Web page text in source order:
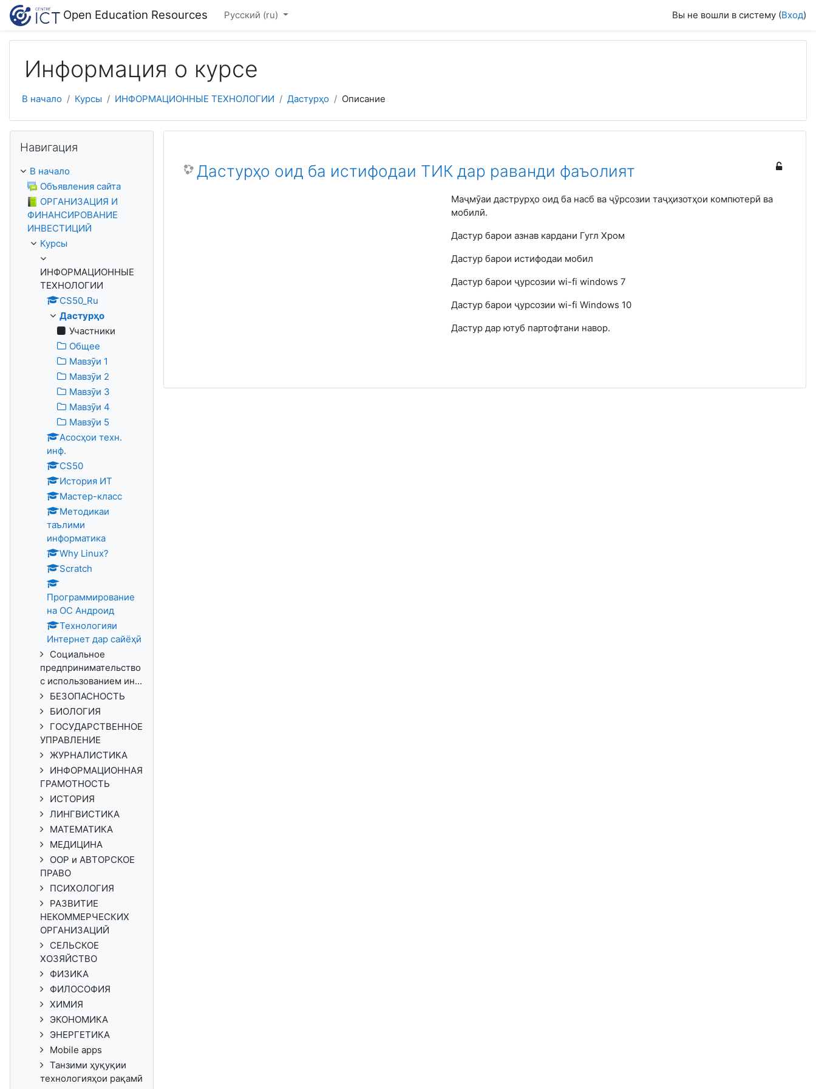
Перейти к основному содержанию
Open Education Resources Русский ‎(ru)‎ Вы не вошли в систему (Вход)
Информация о курсе
В начало Курсы ИНФОРМАЦИОННЫЕ ТЕХНОЛОГИИ Дастурҳо Описание
Дастурҳо оид ба истифодаи ТИК дар раванди фаъолият
Маҷмӯаи даструрҳо оид ба насб ва ҷӯрсозии таҷҳизотҳои компютерӣ ва
мобилӣ.
Дастур барои азнав кардани Гугл Хром
Дастур барои истифодаи мобил
Дастур барои ҷурсозии wi-fi windows 7
Дастур барои ҷурсозии wi-fi Windows 10
Дастур дар ютуб партофтани навор.
Навигация
В начало
Объявления сайта
ОРГАНИЗАЦИЯ И
ФИНАНСИРОВАНИЕ
ИНВЕСТИЦИЙ
Курсы
ИНФОРМАЦИОННЫЕ
ТЕХНОЛОГИИ
CS50_Ru
Дастурҳо
Участники
Общее
Мавзӯи 1
Мавзӯи 2
Мавзӯи 3
Мавзӯи 4
Мавзӯи 5
Асосҳои техн.
инф.
CS50
История ИТ
Мастер-класс
Методикаи
таълими
информатика
Why Linux?
Scratch
Программирование
на ОС Андроид
Технологияи
Интернет дар сайёҳӣ
Социальное
предпринимательство
с использованием ин...
БЕЗОПАСНОСТЬ
БИОЛОГИЯ
ГОСУДАРСТВЕННОЕ
УПРАВЛЕНИЕ
ЖУРНАЛИСТИКА
ИНФОРМАЦИОННАЯ
ГРАМОТНОСТЬ
ИСТОРИЯ
ЛИНГВИСТИКА
МАТЕМАТИКА
МЕДИЦИНА
ООР и АВТОРСКОЕ
ПРАВО
ПСИХОЛОГИЯ
РАЗВИТИЕ
НЕКОММЕРЧЕСКИХ
ОРГАНИЗАЦИЙ
СЕЛЬСКОЕ
ХОЗЯЙСТВО
ФИЗИКА
ФИЛОСОФИЯ
ХИМИЯ
ЭКОНОМИКА
ЭНЕРГЕТИКА
Mobile apps
Танзими ҳуқуқии
технологияҳои рақамӣ